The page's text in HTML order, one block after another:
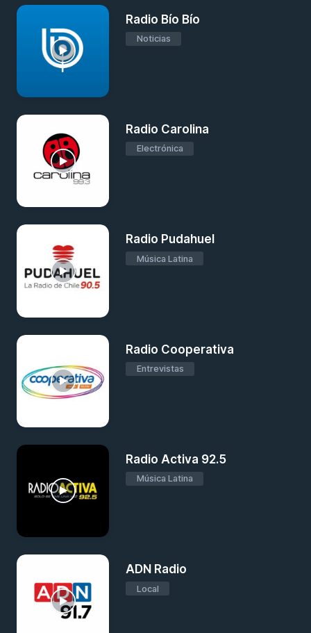
Radio Bío Bío
Noticias
Radio Carolina
Electrónica
Radio Pudahuel
Música Latina
Radio Cooperativa
Entrevistas
Radio Activa 92.5
Música Latina
ADN Radio
Local